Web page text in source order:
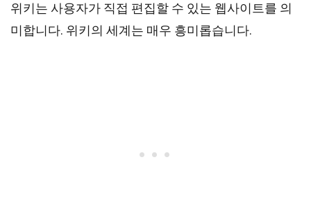
위키는 사용자가 직접 편집할 수 있는 웹사이트를 의
미합니다. 위키의 세계는 매우 흥미롭습니다.